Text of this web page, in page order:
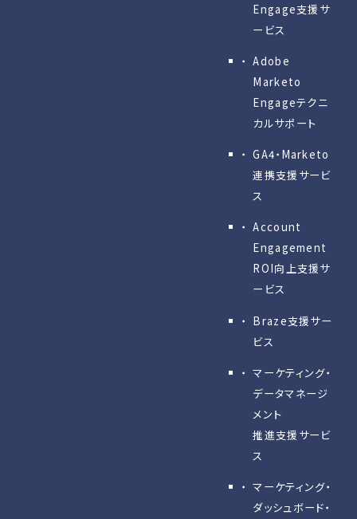
Engage⽀援サ
ービス
Adobe
Marketo
Engageテクニ
カルサポート
GA4・Marketo
連携支援サービ
ス
Account
Engagement
ROI向上支援サ
ービス
Braze支援サー
ビス
マーケティング・
データマネージ
メント
推進支援サービ
ス
マーケティング・
ダッシュボード・